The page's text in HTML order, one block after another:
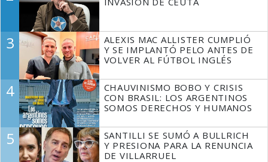
3
ALEXIS MAC ALLISTER CUMPLIÓ
Y SE IMPLANTÓ PELO ANTES DE
VOLVER AL FÚTBOL INGLÉS
4
CHAUVINISMO BOBO Y CRISIS
CON BRASIL: LOS ARGENTINOS
SOMOS DERECHOS Y HUMANOS
5
SANTILLI SE SUMÓ A BULLRICH
Y PRESIONA PARA LA RENUNCIA
DE VILLARRUEL